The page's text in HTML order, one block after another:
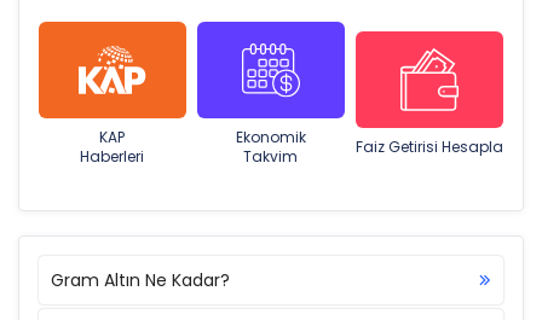
KAP
Haberleri
Ekonomik
Takvim
Faiz Getirisi Hesapla
Gram Altın Ne Kadar?